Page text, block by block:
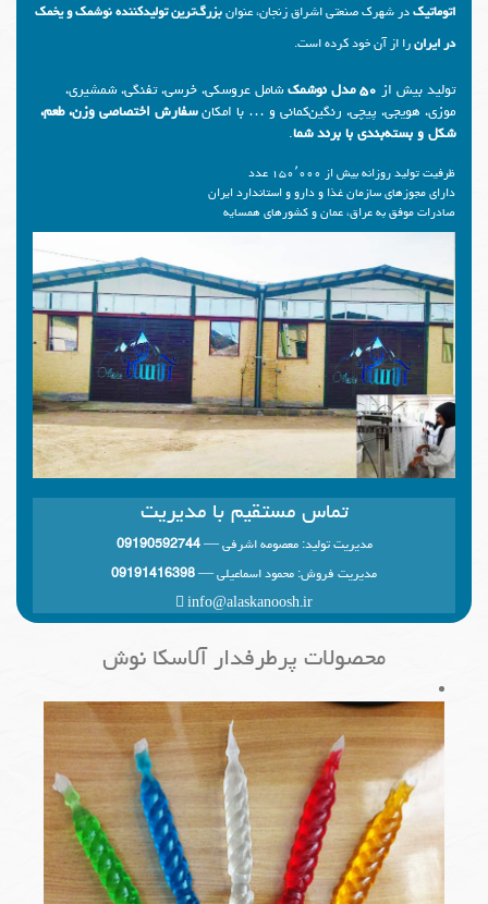
اتوماتیکدر شهرک صنعتی اشراق زنجان، عنوانبزرگ‌ترین تولیدکننده نوشمک و یخمک
در ایرانرا از آن خود کرده است.
تولید بیش از ۵۰ مدل نوشمک
شامل عروسکی، خرسی، تفنگی، شمشیری،
موزی، هویجی، پیچی، رنگین‌کمانی و … با امکانسفارش اختصاصی وزن، طعم،
شکل و بسته‌بندی با برند شما.
ظرفیت تولید روزانه بیش از ۱۵۰٬۰۰۰ عدد
دارای مجوزهای سازمان غذا و دارو و استاندارد ایران
صادرات موفق به عراق، عمان و کشورهای همسایه
تماس مستقیم با مدیریت
مدیریت تولید: معصومه اشرفی —09190592744
مدیریت فروش: محمود اسماعیلی —09191416398
info@alaskanoosh.ir
محصولات پرطرفدار آلاسکا نوش